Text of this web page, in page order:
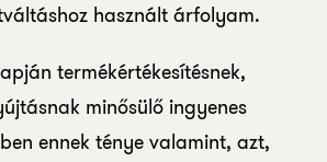
használt árfolyam.
termékértékesítésnek,
minősülő ingyenes
ennek ténye valamint, azt,